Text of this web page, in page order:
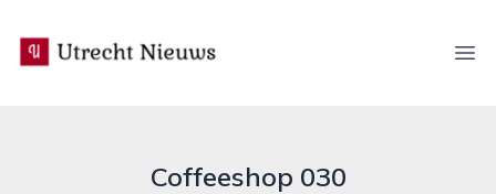
utrecht-nieuws.nl
Coffeeshop 030